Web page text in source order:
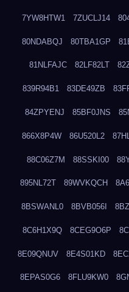
7YW8HTW1 7ZUCLJ14
80NDABQJ 80TBA1GP
81NLFAJC 82LF82LT
839R94B1 83DE49ZB
84ZPYENJ 85BF0JNS
866X8P4W 86U520L2
88C06Z7M 88SSKI00
895NL72T 89WVKQCH
8BSWANL0 8BVB056I
8C6H1X9Q 8CEG9O6P
8E09QNUV 8E4S01KD
8EPAS0G6 8FLU9KW0